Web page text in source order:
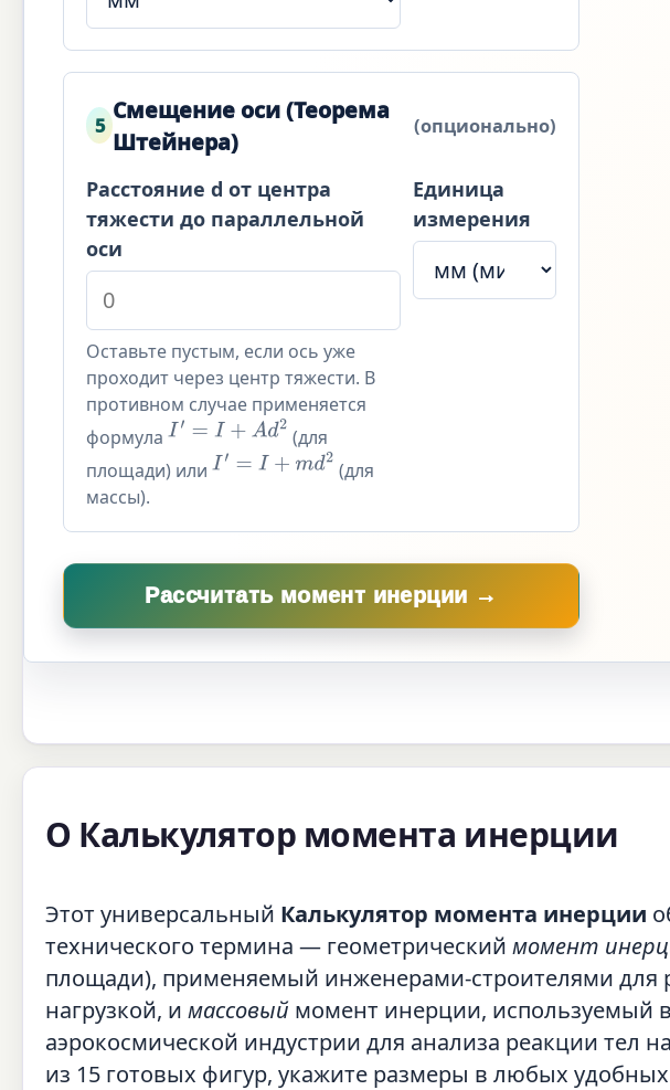
5
Смещение оси (Теорема
Штейнера)
(опционально)
Расстояние d от центра
тяжести до параллельной
оси
Оставьте пустым, если ось уже
проходит через центр тяжести. В
противном случае применяется
формула I′= I+A d 2
(для
площади) или I′= I+md 2
(для
массы).
Единица
измерения
Рассчитать момент инерции →
О Калькулятор момента инерции
Этот универсальный Калькулятор момента инерции
технического термина — геометрический момент
площади), применяемый инженерами-строителями для
нагрузкой, и массовый момент инерции, используемый
аэрокосмической индустрии для анализа реакции тел
из 15 готовых фигур, укажите размеры в любых